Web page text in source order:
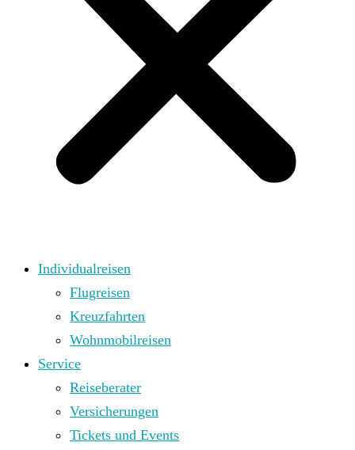
Individualreisen
Flugreisen
Kreuzfahrten
Wohnmobilreisen
Service
Reiseberater
Versicherungen
Tickets und Events